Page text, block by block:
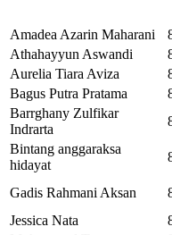
Amadea Azarin Maharani
Athahayyun Aswandi
Aurelia Tiara Aviza
Bagus Putra Pratama
Barrghany Zulfikar
Indrarta
Bintang anggaraksa
hidayat
Gadis Rahmani Aksan
Jessica Nata